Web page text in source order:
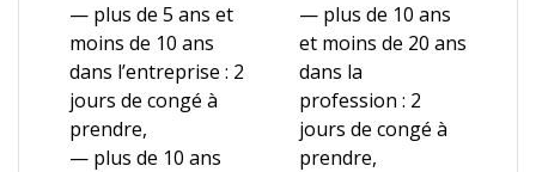
— plus de 5 ans et
moins de 10 ans
dans l’entreprise : 2
jours de congé à
prendre,
— plus de 10 ans
— plus de 10 ans
et moins de 20 ans
dans la
profession : 2
jours de congé à
prendre,